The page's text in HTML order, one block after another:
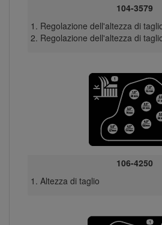
104-3579
Regolazione dell'altezza di
Regolazione dell'altezza di
106-4250
Altezza di taglio